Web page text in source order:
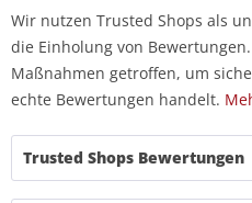
Wir nutzen Trusted Shops als
die Einholung von
Maßnahmen getroffen, um
echte Bewertungen handelt.
Trusted Shops Bewertungen